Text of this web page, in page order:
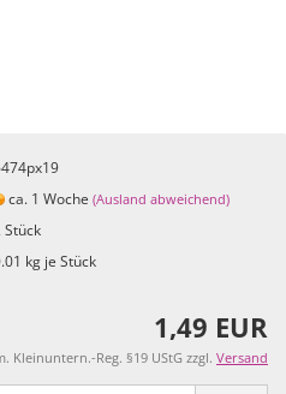
ca. 1 Woche(Ausland abweichend)
Stück
kg je Stück
1,49 EUR
Kleinuntern.-Reg. §19 UStG zzgl. Versand